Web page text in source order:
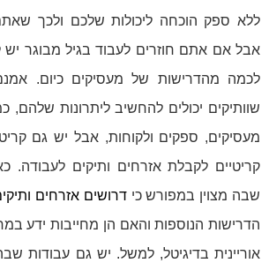
ללא ספק הוכחה ליכולות שלכם ולכך
אבל אם אתם חוזרים לעבוד בגיל מבוגר
לכמה מהדרישות של מעסיקים כיום.
שוותיקים יכולים להחשיב ליתרונות שלהם,
מעסיקים, ספקים ולקוחות, אבל יש גם
קריטיים לקבלת אזרחים ותיקים לעבודה.
שבה מצוין במפורש כידרושים אזרחים
הדרישות הנוספות והאם הן מחייבות ידע
אוריינית בדיגיטל, למשל. יש גם עבודות